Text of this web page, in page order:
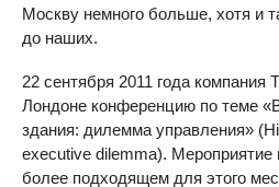
Москву немного больше, хотя и
до наших.
22 сентября 2011 года компания
Лондоне конференцию по теме
здания: дилемма управления»
executive dilemma). Мероприятие
более подходящем для этого